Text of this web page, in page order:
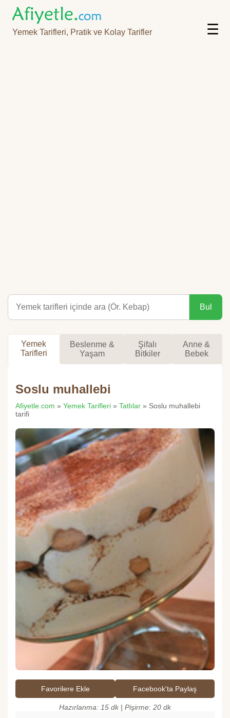
Yemek Tarifleri, Pratik ve Kolay Tarifler ☰
Bul
Yemek
Tarifleri
Beslenme &
Yaşam
Şifalı
Bitkiler
Anne &
Bebek
Soslu muhallebi
Afiyetle.com » Yemek Tarifleri » Tatlılar » Soslu muhallebi
tarifi
Favorilere Ekle Facebook'ta Paylaş
Hazırlanma: 15 dk | Pişirme: 20 dk